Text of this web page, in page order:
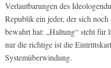
Verlautbarungen des
Republik ein jeder, der sich
bewahrt hat: „Haltung“ steht für
nur die richtige ist die
Systemüberwindung.